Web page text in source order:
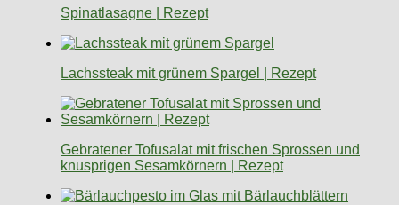
Spinatlasagne | Rezept
Lachssteak mit grünem Spargel | Rezept
Gebratener Tofusalat mit frischen Sprossen und
knusprigen Sesamkörnern | Rezept